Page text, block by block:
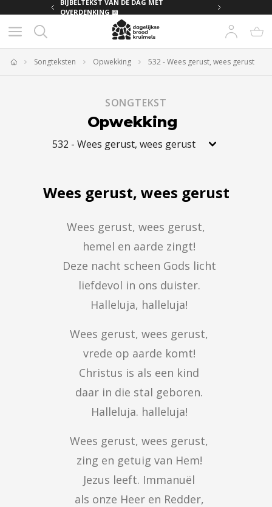
BIJBELTEKST VAN DE DAG MET
OVERDENKING 📖
Songteksten Opwekking 532 - Wees gerust, wees gerust
SONGTEKST
Opwekking
532 - Wees gerust, wees gerust
Wees gerust, wees gerust
Wees gerust, wees gerust,
hemel en aarde zingt!
Deze nacht scheen Gods licht
liefdevol in ons duister.
Halleluja, halleluja!
Wees gerust, wees gerust,
vrede op aarde komt!
Christus is als een kind
daar in die stal geboren.
Halleluja. halleluja!
Wees gerust, wees gerust,
zing en getuig van Hem!
Jezus leeft. Immanuël
als onze Heer en Redder,